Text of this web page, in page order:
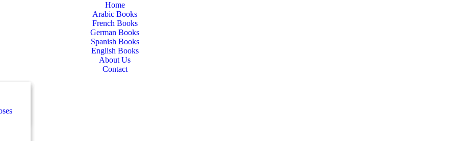
Home
Arabic Books
French Books
German Books
Spanish Books
English Books
About Us
Contact